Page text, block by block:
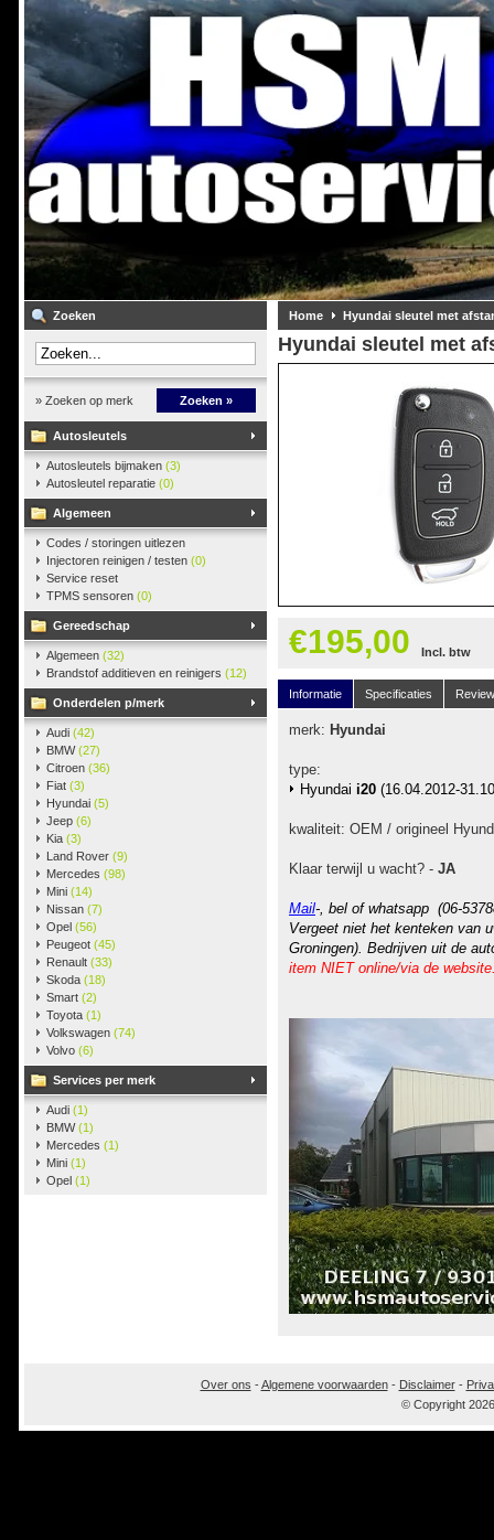
Zoeken
» Zoeken op merk Zoeken »
Autosleutels
Autosleutels bijmaken (3)
Autosleutel reparatie (0)
Algemeen
Codes / storingen uitlezen
Injectoren reinigen / testen (0)
Service reset
TPMS sensoren (0)
Gereedschap
Algemeen (32)
Brandstof additieven en reinigers (12)
Onderdelen p/merk
Audi (42)
BMW(27)
Citroen (36)
Fiat (3)
Hyundai (5)
Jeep (6)
Kia (3)
Land Rover (9)
Mercedes (98)
Mini (14)
Nissan (7)
Opel (56)
Peugeot (45)
Renault (33)
Skoda (18)
Smart (2)
Toyota (1)
Volkswagen (74)
Volvo (6)
Services per merk
Audi (1)
BMW(1)
Mercedes (1)
Mini (1)
Opel (1)
Home Hyundai sleutel met
Hyundai sleutel met
€195,00 Incl. btw
Informatie Specificaties
merk: Hyundai
type:
Hyundai i20 (16.04.2012-
kwaliteit: OEM / origineel
Klaar terwijl u wacht? - JA
Mail-, bel of whatsapp (06-
Vergeet niet het kenteken van
Groningen). Bedrijven uit de
item NIET online/via de
Over ons -Algemene voorwaarden- Disclaimer-
© Copyright